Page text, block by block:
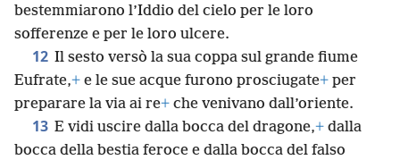
bestemmiarono l’Iddio del cielo per le loro
sofferenze e per le loro ulcere.
12 Il sesto versò la sua coppa sul grande fiume
Eufrate,+ e le sue acque furono prosciugate+ per
preparare la via ai re+ che venivano dall’oriente.
13 E vidi uscire dalla bocca del dragone,+ dalla
bocca della bestia feroce e dalla bocca del falso